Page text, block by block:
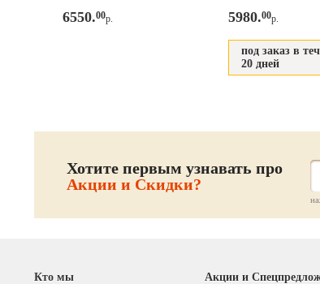
6550.00р. 5980.00р.
под заказ в
20 дней
Хотите первым узнавать про
Акции и Скидки?
Кто мы Акции и